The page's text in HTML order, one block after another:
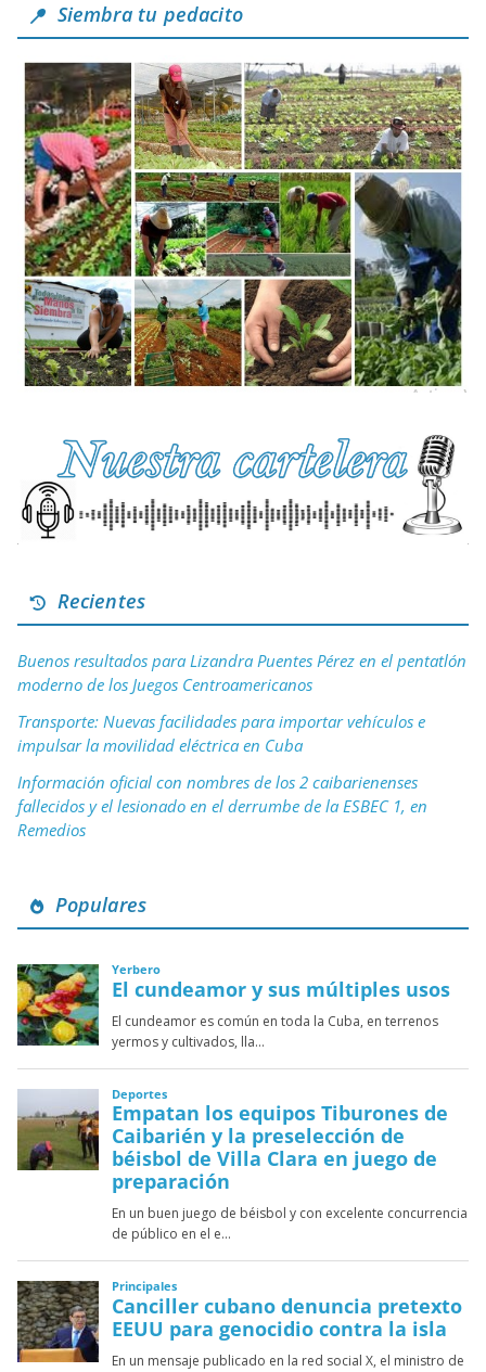
Siembra tu pedacito
Recientes
Buenos resultados para Lizandra Puentes Pérez en el pentatlón
moderno de los Juegos Centroamericanos
Transporte: Nuevas facilidades para importar vehículos e
impulsar la movilidad eléctrica en Cuba
Información oficial con nombres de los 2 caibarienenses
fallecidos y el lesionado en el derrumbe de la ESBEC 1, en
Remedios
Populares